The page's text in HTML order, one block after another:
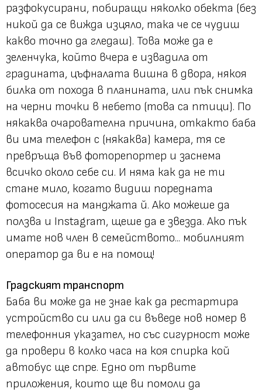
разфокусирани, побиращи няколко обекта (без
никой да се вижда изцяло, така че се чудиш
какво точно да гледаш). Това може да е
зеленчука, който вчера е извадила от
градината, цъфналата вишна в двора, някоя
билка от похода в планината, или пък снимка
на черни точки в небето (това са птици). По
някаква очарователна причина, откакто баба
ви има телефон с (някаква) камера, тя се
превръща във фоторепортер и заснема
всичко около себе си. И няма как да не ти
стане мило, когато видиш поредната
фотосесия на манджата й. Ако можеше да
ползва и Instagram, щеше да е звезда. Ако пък
имате нов член в семейството... мобилният
оператор да ви е на помощ!
Градският транспорт
Баба ви може да не знае как да рестартира
устройство си или да си въведе нов номер в
телефонния указател, но със сигурност може
да провери в колко часа на коя спирка кой
автобус ще спре. Едно от първите
приложения, които ще ви помоли да